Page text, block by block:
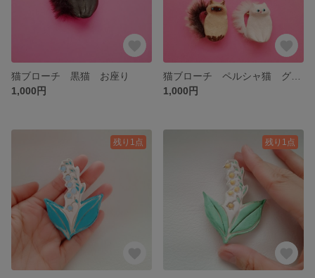
猫ブローチ 黒猫 お座り
1,000円
1,000円
残り1点 残り1点